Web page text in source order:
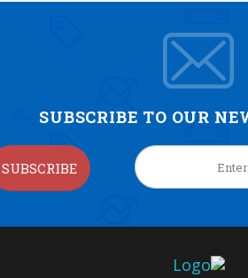
SUBSCRIBE TO OUR
SUBSCRIBE